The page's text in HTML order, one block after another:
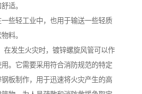
适。
轻工业中，也用于输送一些轻质
料。
在发生火灾时，镀锌螺旋风管可以作
。它需要采用符合消防规范的特定
板制作，用于迅速将火灾产生的高